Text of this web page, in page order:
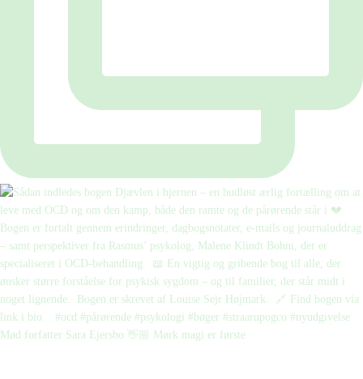
Mød forfatter Sara Ejersbo 👋🏼 Mørk magi er første